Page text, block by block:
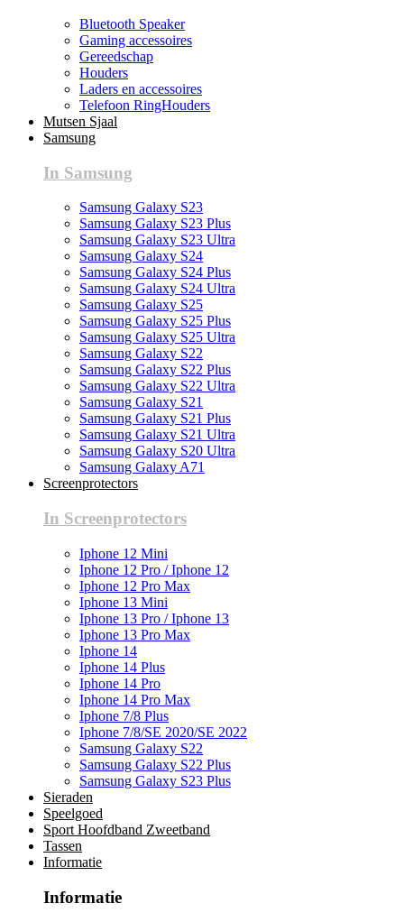
Bluetooth Speaker
Gaming accessoires
Gereedschap
Houders
Laders en accessoires
Telefoon RingHouders
Mutsen Sjaal
Samsung
In Samsung
Samsung Galaxy S23
Samsung Galaxy S23 Plus
Samsung Galaxy S23 Ultra
Samsung Galaxy S24
Samsung Galaxy S24 Plus
Samsung Galaxy S24 Ultra
Samsung Galaxy S25
Samsung Galaxy S25 Plus
Samsung Galaxy S25 Ultra
Samsung Galaxy S22
Samsung Galaxy S22 Plus
Samsung Galaxy S22 Ultra
Samsung Galaxy S21
Samsung Galaxy S21 Plus
Samsung Galaxy S21 Ultra
Samsung Galaxy S20 Ultra
Samsung Galaxy A71
Screenprotectors
In Screenprotectors
Iphone 12 Mini
Iphone 12 Pro / Iphone 12
Iphone 12 Pro Max
Iphone 13 Mini
Iphone 13 Pro / Iphone 13
Iphone 13 Pro Max
Iphone 14
Iphone 14 Plus
Iphone 14 Pro
Iphone 14 Pro Max
Iphone 7/8 Plus
Iphone 7/8/SE 2020/SE 2022
Samsung Galaxy S22
Samsung Galaxy S22 Plus
Samsung Galaxy S23 Plus
Sieraden
Speelgoed
Sport Hoofdband Zweetband
Tassen
Informatie
Informatie